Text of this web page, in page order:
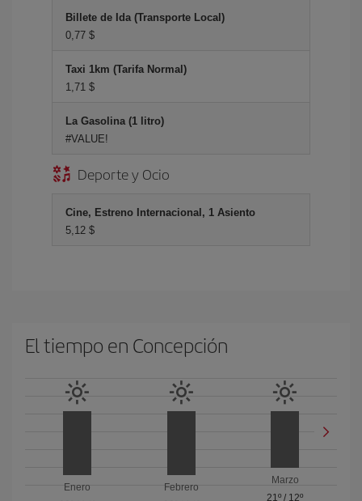
Billete de Ida (Transporte Local)
0,77 $
Taxi 1km (Tarifa Normal)
1,71 $
La Gasolina (1 litro)
#VALUE!
Deporte y Ocio
Cine, Estreno Internacional, 1 Asiento
5,12 $
El tiempo en Concepción
Enero
Febrero
Marzo
21º / 12º